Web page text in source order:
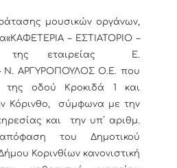
μουσικών οργάνων,
– ΕΣΤΙΑΤΟΡΙΟ –
της εταιρείας Ε.
Ν. ΑΡΓΥΡΟΠΟΥΛΟΣ Ο.Ε. που
της οδού Κροκιδά 1 και
Κόρινθο,
σύμφωνα με την
και την υπ΄ αριθμ.
απόφαση του Δημοτικού
Κορινθίων κανονιστική